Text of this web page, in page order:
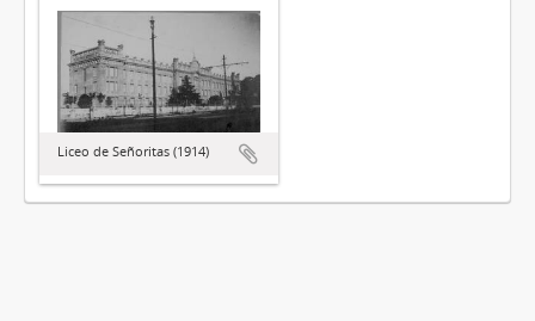
Liceo de Señoritas (1914)